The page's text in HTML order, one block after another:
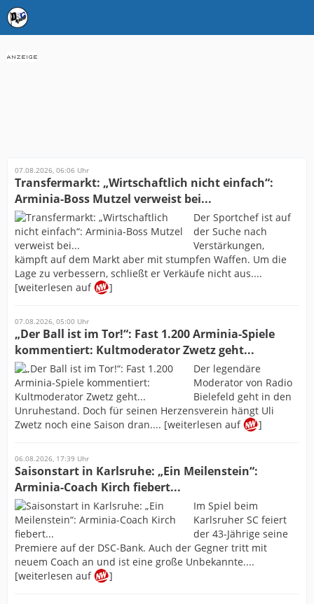
07.08.2026, 06:06 Uhr
Transfermarkt: „Wirtschaftlich nicht einfach“:
Arminia-Boss Mutzel verweist bei...
Der Sportchef ist auf
der Suche nach
Verstärkungen,
kämpft auf dem Markt aber mit stumpfen Waffen. Um die
Lage zu verbessern, schließt er Verkäufe nicht aus....
[weiterlesen auf
]
07.08.2026, 05:00 Uhr
„Der Ball ist im Tor!“: Fast 1.200 Arminia-Spiele
kommentiert: Kultmoderator Zwetz geht...
Der legendäre
Moderator von Radio
Bielefeld geht in den
Unruhestand. Doch für seinen Herzensverein hängt Uli
Zwetz noch eine Saison dran.... [weiterlesen auf
]
06.08.2026, 17:39 Uhr
Saisonstart in Karlsruhe: „Ein Meilenstein“:
Arminia-Coach Kirch fiebert...
Im Spiel beim
Karlsruher SC feiert
der 43-Jährige seine
Premiere auf der DSC-Bank. Auch der Gegner tritt mit
neuem Coach an und ist eine große Unbekannte....
[weiterlesen auf
]